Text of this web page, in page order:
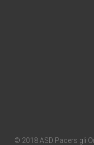
© 2018 ASD Pacers gli